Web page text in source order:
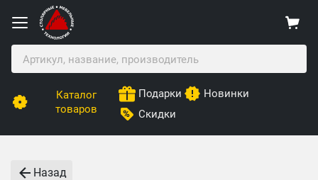
Каталог
товаров
Подарки
Новинки
Скидки
Назад